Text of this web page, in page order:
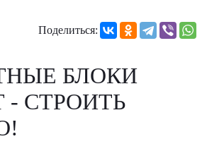
Поделиться:
БЛОКИ
- СТРОИТЬ